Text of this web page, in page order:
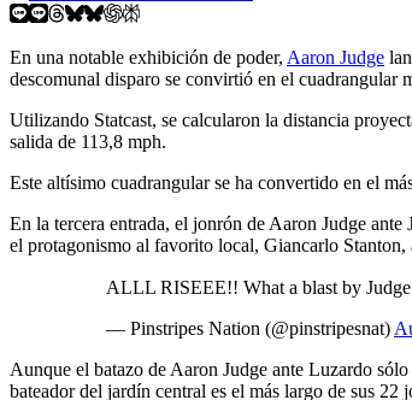
En una notable exhibición de poder, Aaron Judge
descomunal disparo se convirtió en el cuadrangular
Utilizando Statcast, se calcularon la distancia
salida de 113,8 mph.
Este altísimo cuadrangular se ha convertido en el
En la tercera entrada, el jonrón de Aaron Judge
el protagonismo al favorito local, Giancarlo Stanton,
ALLL RISEEE!! What a blast by
— Pinstripes Nation (@pinstripesnat)
Aunque el batazo de Aaron Judge ante Luzardo
bateador del jardín central es el más largo de sus